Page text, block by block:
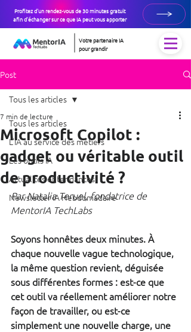
Profitez d'un rendez-vous de 30 minutes gratuit
afin d'échanger sur ce que IA peut vous apporter
Votre partenaire IA
pour grandir
Post
Tous les articles
L’IA au service des métiers
Les outils IA
Actualités et tendances
Newsletter IA Hebdomadaire
Tous les articles
Microsoft Copilot :
gadget ou véritable outil
de productivité ?
7 min de lecture
Par Natalia Teruel, fondatrice de
MentorIA TechLabs
Soyons honnêtes deux minutes. À
chaque nouvelle vague technologique,
la même question revient, déguisée
sous différentes formes : est-ce que
cet outil va réellement améliorer notre
façon de travailler, ou est-ce
simplement une nouvelle charge, une